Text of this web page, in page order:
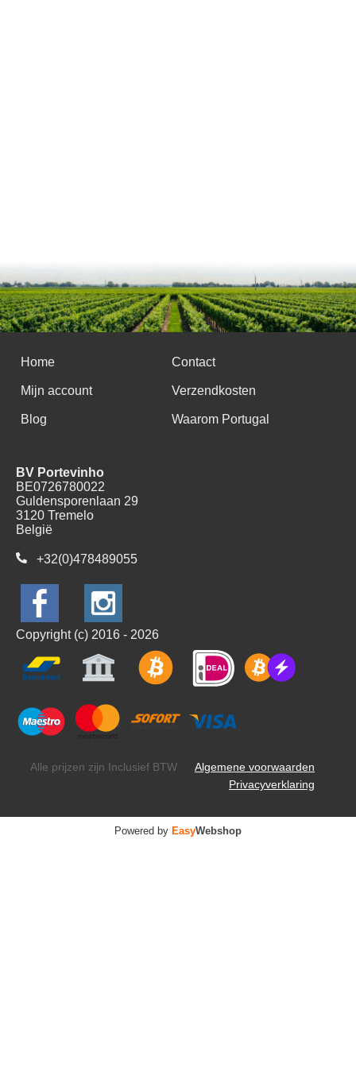
Home Contact
Mijn account Verzendkosten
Blog Waarom Portugal
BV Portevinho
BE0726780022
Guldensporenlaan 29
3120 Tremelo
België
+32(0)478489055
Copyright (c) 2016 - 2026
Alle prijzen zijn Inclusief BTW
Algemene voorwaarden
Privacyverklaring
Powered by EasyWebshop